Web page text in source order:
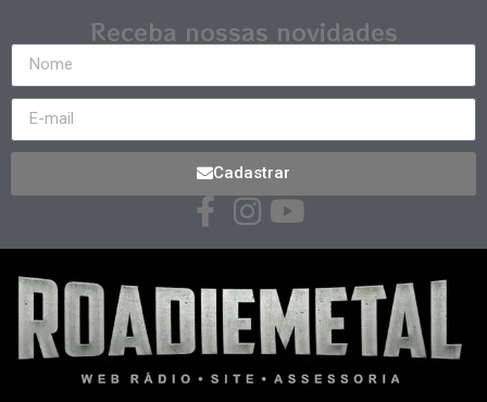
Receba nossas novidades
Cadastrar